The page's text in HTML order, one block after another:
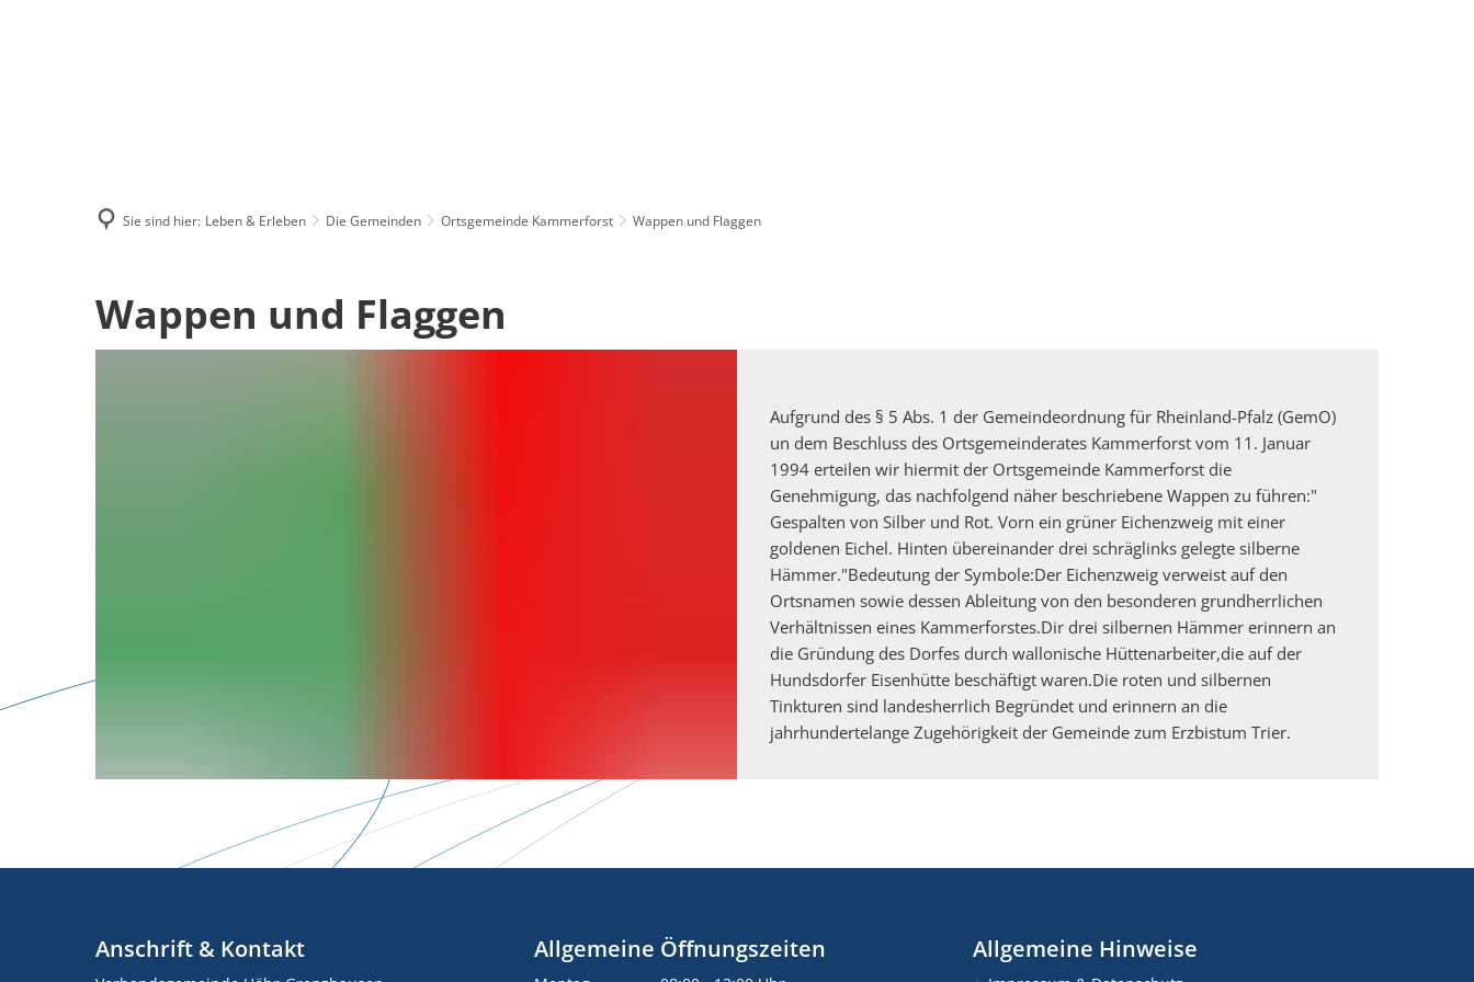
Sie sind hier: Leben & Erleben Die Gemeinden Ortsgemeinde Kammerforst Wappen und Flaggen
WappenWappen und Flaggen
Aufgrund des § 5 Abs. 1 der Gemeindeordnung für Rheinland-Pfalz (GemO)
un dem Beschluss des Ortsgemeinderates Kammerforst vom 11. Januar
1994 erteilen wir hiermit der Ortsgemeinde Kammerforst die
Genehmigung, das nachfolgend näher beschriebene Wappen zu führen:"
Gespalten von Silber und Rot. Vorn ein grüner Eichenzweig mit einer
goldenen Eichel. Hinten übereinander drei schräglinks gelegte silberne
Hämmer."Bedeutung der Symbole:Der Eichenzweig verweist auf den
Ortsnamen sowie dessen Ableitung von den besonderen grundherrlichen
Verhältnissen eines Kammerforstes.Dir drei silbernen Hämmer erinnern an
die Gründung des Dorfes durch wallonische Hüttenarbeiter,die auf der
Hundsdorfer Eisenhütte beschäftigt waren.Die roten und silbernen
Tinkturen sind landesherrlich Begründet und erinnern an die
jahrhundertelange Zugehörigkeit der Gemeinde zum Erzbistum Trier.
Anschrift & Kontakt Allgemeine Öffnungszeiten Allgemeine Hinweise